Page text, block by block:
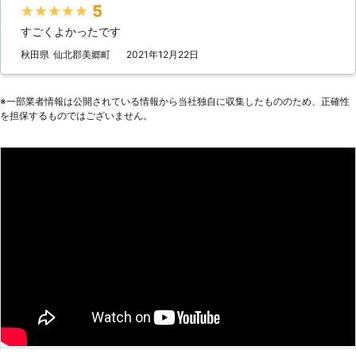
りますので、よろしくお願い致しま
す。
★★★★★ 5
すごくよかったです
秋田県 仙北郡美郷町 2021年12月22日
※⼀部業者情報は公開されている情報から当社独⾃に収集したもののため、正確性
を担保するものではございません。